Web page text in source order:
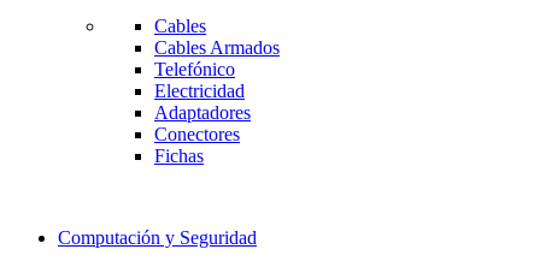
Cables
Cables Armados
Telefónico
Electricidad
Adaptadores
Conectores
Fichas
Computación y Seguridad